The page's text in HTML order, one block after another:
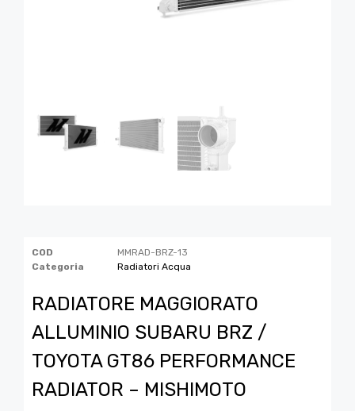
COD
MMRAD-BRZ-13
Categoria
Radiatori Acqua
RADIATORE MAGGIORATO
ALLUMINIO SUBARU BRZ /
TOYOTA GT86 PERFORMANCE
RADIATOR – MISHIMOTO